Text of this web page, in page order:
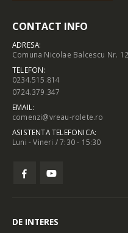
CONTACT INFO
ADRESA:
Comuna Nicolae Balcescu Nr.
TELEFON:
0234.515.814
0724.379.347
EMAIL:
comenzi@vreau-rolete.ro
ASISTENTA TELEFONICA:
Luni - Vineri / 7:30 - 15:30
DE INTERES